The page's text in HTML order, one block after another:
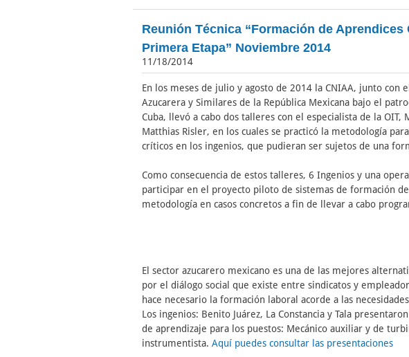
Reunión Técnica “Formación de
Primera Etapa” Noviembre 2014
11/18/2014
En los meses de julio y agosto de 2014 la CNIAA, junto con
Azucarera y Similares de la República Mexicana bajo el
Cuba, llevó a cabo dos talleres con el especialista de la
Matthias Risler, en los cuales se practicó la metodología
críticos en los ingenios, que pudieran ser sujetos de una
Como consecuencia de estos talleres, 6 Ingenios y una
participar en el proyecto piloto de sistemas de formación
metodología en casos concretos a fin de llevar a cabo
El sector azucarero mexicano es una de las mejores
por el diálogo social que existe entre sindicatos y
hace necesario la formación laboral acorde a las
Los ingenios: Benito Juárez, La Constancia y Tala
de aprendizaje para los puestos: Mecánico auxiliar y de
instrumentista. Aquí puedes consultar las presentaciones